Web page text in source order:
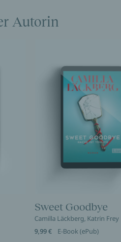
Autorin
Sweet Goodbye
Camilla Läckberg, Katrin Frey
9,99 €
E-Book (ePub)